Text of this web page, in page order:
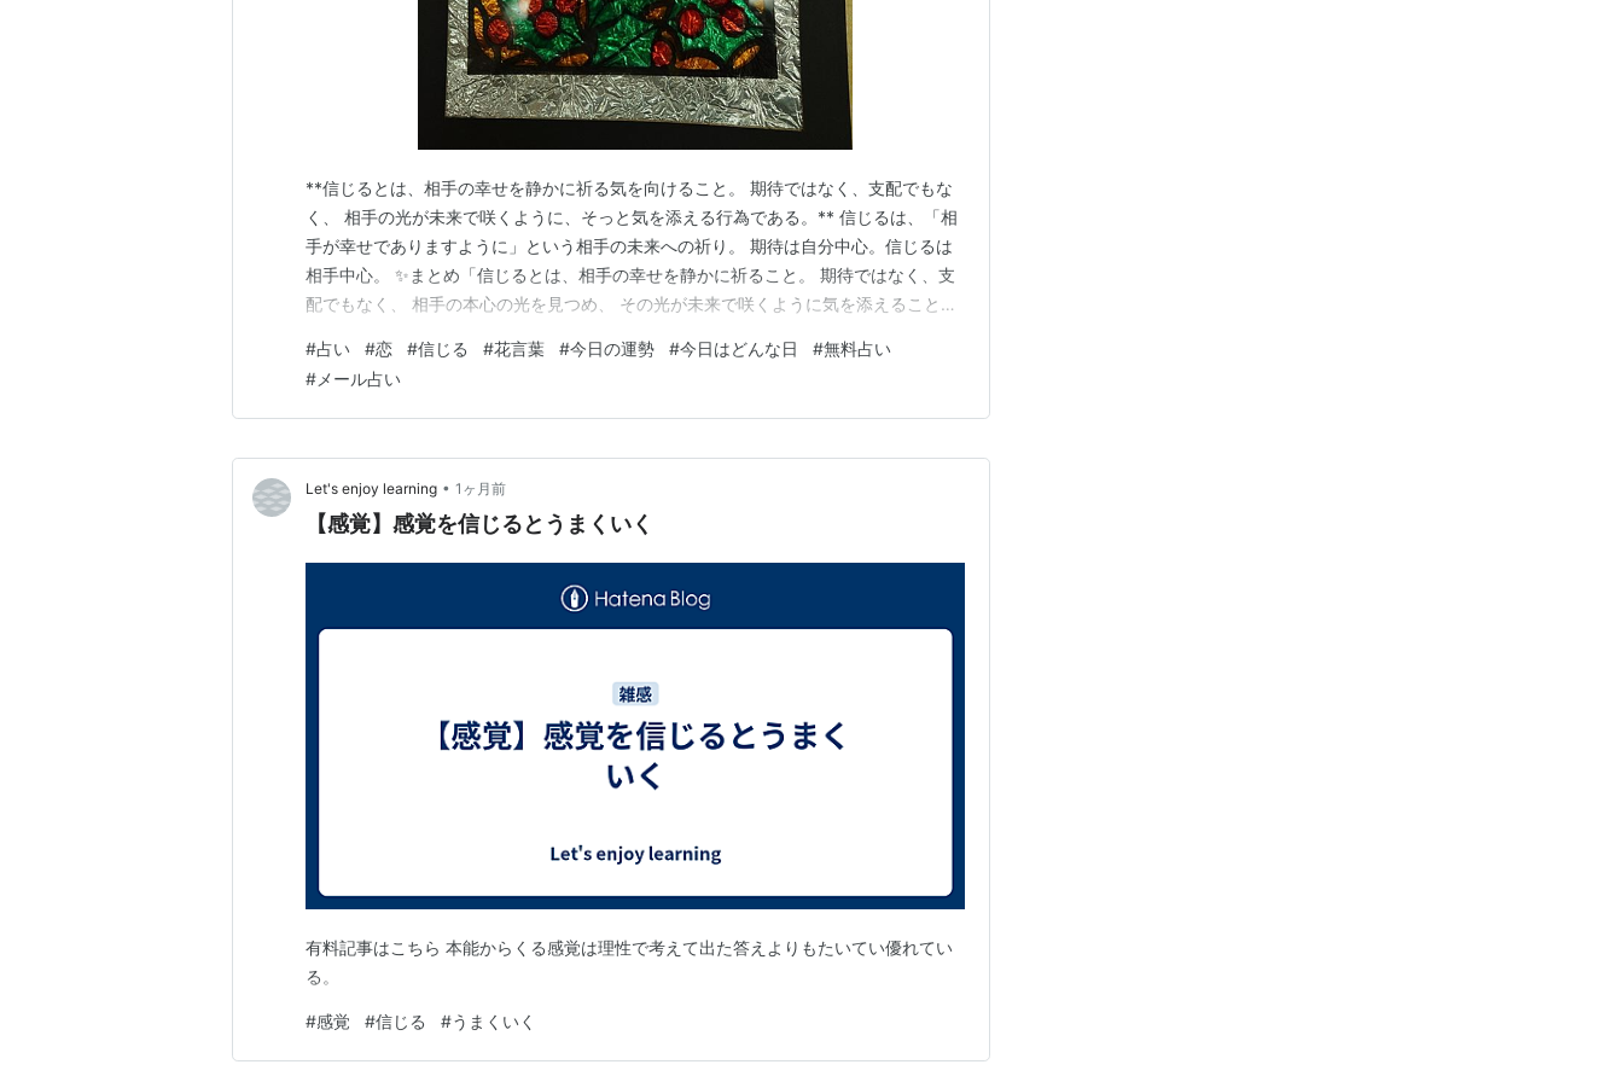
**信じるとは、相手の幸せを静かに祈る気を向けること。 期待ではなく、支配でもな
く、 相手の光が未来で咲くように、そっと気を添える行為である。** 信じるは、「相
手が幸せでありますように」という相手の未来への祈り。 期待は自分中心。信じるは
相手中心。 ✨まとめ「信じるとは、相手の幸せを静かに祈ること。 期待ではなく、支
配でもなく、 相手の本心の光を見つめ、 その光が未来で咲くように気を添えることで
日。旧暦1月16日・7月16日の風習。 🔥 盆送り火灯りに導かれたご先祖さまを、静かに
送り出す。お盆の締めくくりに焚く「送…
#占い #恋 #信じる #花言葉 #今日の運勢 #今日はどんな日 #無料占い
#メール占い
Let's enjoy learning • 1ヶ月前
【感覚】感覚を信じるとうまくいく
有料記事はこちら 本能からくる感覚は理性で考えて出た答えよりもたいてい優れてい
る。
#感覚 #信じる #うまくいく